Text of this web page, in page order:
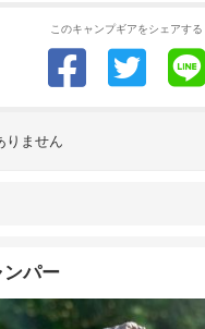
このキャンプギアをシェアする
りません
パー